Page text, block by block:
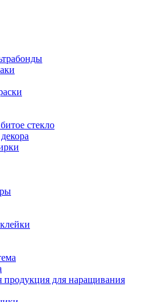
стекло
для наращивания